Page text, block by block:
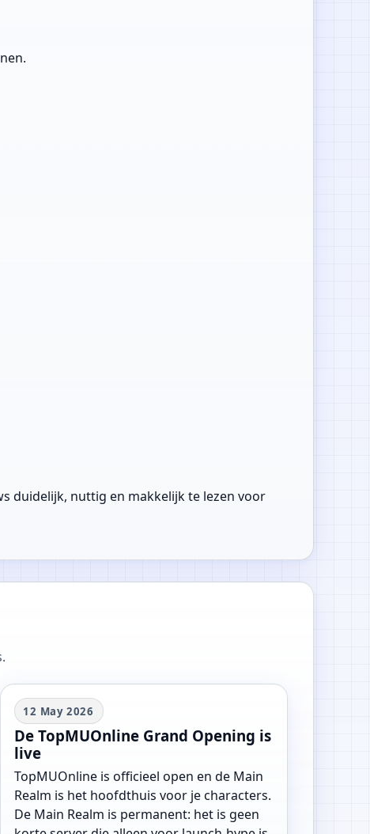
duidelijk, nuttig en makkelijk te lezen voor
12 May 2026
De TopMUOnline Grand Opening is
live
TopMUOnline is officieel open en de Main
Realm is het hoofdthuis voor je characters.
De Main Realm is permanent: het is geen